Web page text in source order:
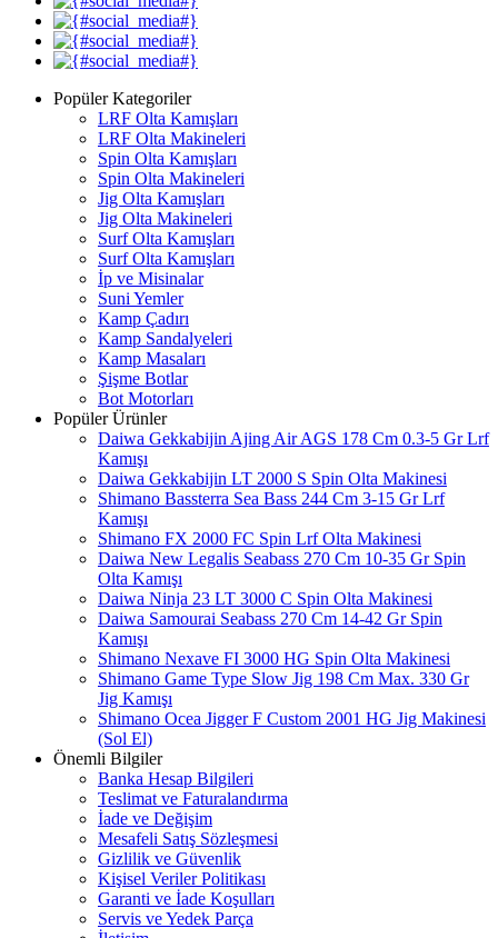
Popüler Kategoriler
LRF Olta Kamışları
LRF Olta Makineleri
Spin Olta Kamışları
Spin Olta Makineleri
Jig Olta Kamışları
Jig Olta Makineleri
Surf Olta Kamışları
Surf Olta Kamışları
İp ve Misinalar
Suni Yemler
Kamp Çadırı
Kamp Sandalyeleri
Kamp Masaları
Şişme Botlar
Bot Motorları
Popüler Ürünler
Daiwa Gekkabijin Ajing Air AGS 178 Cm 0.3-5 Gr Lrf
Kamışı
Daiwa Gekkabijin LT 2000 S Spin Olta Makinesi
Shimano Bassterra Sea Bass 244 Cm 3-15 Gr Lrf
Kamışı
Shimano FX 2000 FC Spin Lrf Olta Makinesi
Daiwa New Legalis Seabass 270 Cm 10-35 Gr Spin
Olta Kamışı
Daiwa Ninja 23 LT 3000 C Spin Olta Makinesi
Daiwa Samourai Seabass 270 Cm 14-42 Gr Spin
Kamışı
Shimano Nexave FI 3000 HG Spin Olta Makinesi
Shimano Game Type Slow Jig 198 Cm Max. 330 Gr
Jig Kamışı
Shimano Ocea Jigger F Custom 2001 HG Jig Makinesi
(Sol El)
Önemli Bilgiler
Banka Hesap Bilgileri
Teslimat ve Faturalandırma
İade ve Değişim
Mesafeli Satış Sözleşmesi
Gizlilik ve Güvenlik
Kişisel Veriler Politikası
Garanti ve İade Koşulları
Servis ve Yedek Parça